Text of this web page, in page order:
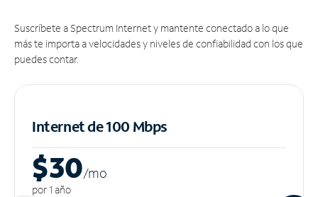
Suscríbete a Spectrum Internet y mantente conectado a lo que
más te importa a velocidades y niveles de confiabilidad con los que
puedes contar.
Internet de 100 Mbps
$30/mo
por 1 año